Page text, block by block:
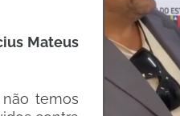
Mateus
temos